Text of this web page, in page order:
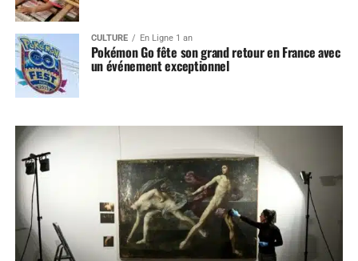
CULTURE En Ligne 1 an
Pokémon Go fête son grand retour en France avec
un événement exceptionnel